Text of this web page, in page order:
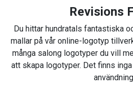
Revisions
Du hittar hundratals fantastiska
mallar på vår online-logotyp
många salong logotyper du vill
att skapa logotyper. Det finns